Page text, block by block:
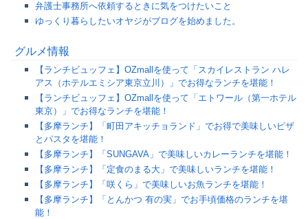
弁護士事務所へ依頼するときに気をつけたいこと
ゆっくり暮らしたいオヤジがブログを始めました。
グルメ情報
【ランチビュッフェ】OZmallを使って「スカイレストラン ハレ
アス（ホテルエミシア東京立川）」でお得なランチを堪能！
【ランチビュッフェ】OZmallを使って「エトワール（第一ホテル
東京）」でお得なランチを堪能！
【多摩ランチ】「町田アキッチョランド」でお得で美味しいピザ
とパスタを堪能！
【多摩ランチ】「SUNGAVA」で美味しいカレーランチを堪能！
【多摩ランチ】「定食のまる大」で美味しいランチを堪能！
【多摩ランチ】「咲くら」で美味しいお魚ランチを堪能！
【多摩ランチ】「とんかつ 有の実」でお手頃価格のランチを堪
能！